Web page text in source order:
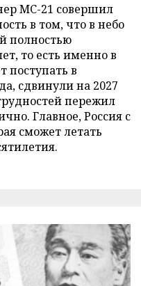
МС-21 совершил
в том, что в небо
полностью
то есть именно в
поступать в
сдвинули на 2027
пережил
Главное, Россия с
сможет летать